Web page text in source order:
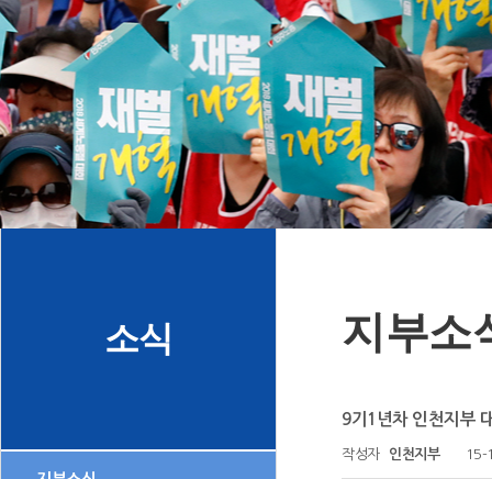
소식 지부소
9기1년차 인천지부
작성자 인천지부 15-